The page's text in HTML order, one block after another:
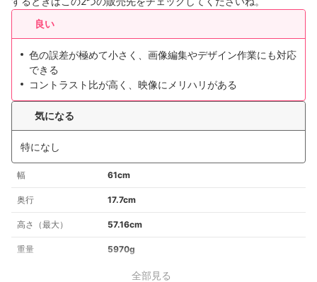
良い
色の誤差が極めて小さく、画像編集やデザイン作業にも対応
できる
コントラスト比が高く、映像にメリハリがある
気になる
特になし
幅 61cm
奥行 17.7cm
高さ（最大） 57.16cm
重量 5970g
全部見る